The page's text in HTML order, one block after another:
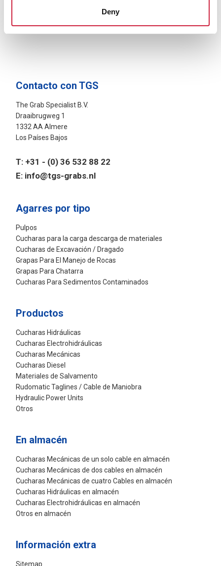
Deny
Contacto con TGS
The Grab Specialist B.V.
Draaibrugweg 1
1332 AA Almere
Los Países Bajos
T: +31 - (0) 36 532 88 22
E: info@tgs-grabs.nl
Agarres por tipo
Pulpos
Cucharas para la carga descarga de materiales
Cucharas de Excavación / Dragado
Grapas Para El Manejo de Rocas
Grapas Para Chatarra
Cucharas Para Sedimentos Contaminados
Productos
Cucharas Hidráulicas
Cucharas Electrohidráulicas
Cucharas Mecánicas
Cucharas Diesel
Materiales de Salvamento
Rudomatic Taglines / Cable de Maniobra
Hydraulic Power Units
Otros
En almacén
Cucharas Mecánicas de un solo cable en almacén
Cucharas Mecánicas de dos cables en almacén
Cucharas Mecánicas de cuatro Cables en almacén
Cucharas Hidráulicas en almacén
Cucharas Electrohidráulicas en almacén
Otros en almacén
Información extra
Sitemap